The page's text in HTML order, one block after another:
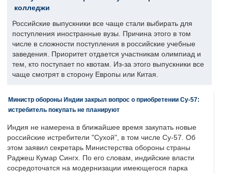
колледжи
Российские выпускники все чаще стали выбирать для
поступления иностранные вузы. Причина этого в том
числе в сложности поступления в российские учебные
заведения. Приоритет отдается участникам олимпиад и
тем, кто поступает по квотам. Из-за этого выпускники все
чаще смотрят в сторону Европы или Китая.
Министр обороны Индии закрыл вопрос о приобретении Су-57:
истребитель покупать не планируют
Индия не намерена в ближайшее время закупать новые
российские истребители "Сухой", в том числе Су-57. Об
этом заявил секретарь Министерства обороны страны
Раджеш Кумар Сингх. По его словам, индийские власти
сосредоточатся на модернизации имеющегося парка